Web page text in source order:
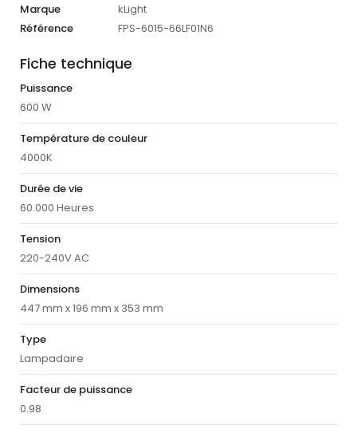
Marque
kLight
Référence
FPS-6015-66LF01N6
Fiche technique
Puissance
600 W
Température de couleur
4000K
Durée de vie
60.000 Heures
Tension
220-240V AC
Dimensions
447 mm x 196 mm x 353 mm
Type
Lampadaire
Facteur de puissance
0.98